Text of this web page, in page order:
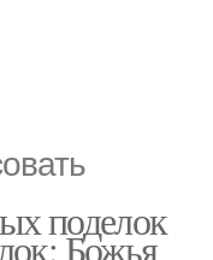
поделок
Божья